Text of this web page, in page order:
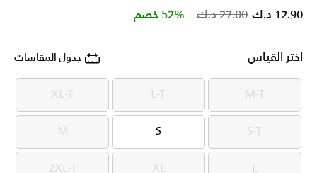
Price reduced from
27.00 د.ك to 12.90 د.ك 52% خصم
اختر القياس جدول المقاسات
M-T
M-T
L-T
L-T
XL-T
XL-T
S-T
S-T
S
S
M
M
L
XL
2XL-T